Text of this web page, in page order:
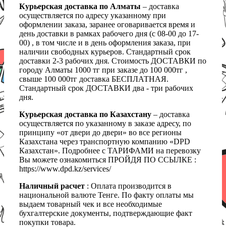
Курьерская доставка по Алматы – доставка
осуществляется по адресу указанному при
оформлении заказа, заранее оговаривается время и
день доставки в рамках рабочего дня (с 08-00 до 17-
00) , в том числе и в день оформления заказа, при
наличии свободных курьеров. Стандартный срок
доставки 2-3 рабочих дня. Стоимость ДОСТАВКИ по
городу Алматы 1000 тг при заказе до 100 000тг ,
свыше 100 000тг доставка БЕСПЛАТНАЯ.
Стандартный срок ДОСТАВКИ два - три рабочих
дня.
Курьерская доставка по Казахстану – доставка
осуществляется по указанному в заказе адресу, по
принципу «от двери до двери» во все регионы
Казахстана через транспортную компанию «DPD
Казахстан». Подробнее с ТАРИФАМИ на перевозку
Вы можете ознакомиться ПРОЙДЯ ПО ССЫЛКЕ :
https://www.dpd.kz/services/
Наличный расчет : Оплата производится в
национальной валюте Тенге. По факту оплаты мы
выдаем товарный чек и все необходимые
бухгалтерские документы, подтверждающие факт
покупки товара.